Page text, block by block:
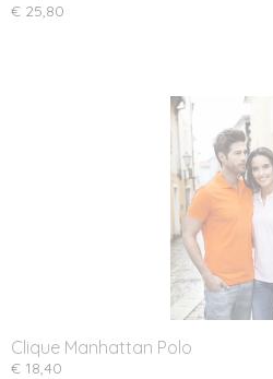
€ 25,80
Clique Manhattan Polo
€ 18,40